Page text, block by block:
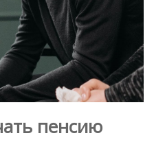
пенсию